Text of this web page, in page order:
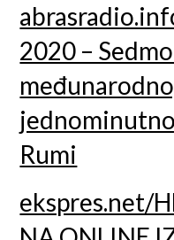
2020 –
Rumi
ekspres.net/